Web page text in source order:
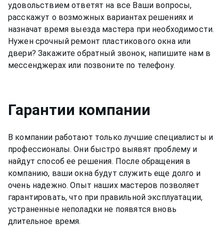
удовольствием ответят на все Ваши вопросы,
расскажут о возможных вариантах решениях и
назначат время выезда мастера при необходимости.
Нужен срочный ремонт пластикового окна или
двери? Закажите обратный звонок, напишите нам в
мессенджерах или позвоните по телефону.
Гарантии компании
В компании работают только лучшие специалисты и
профессионалы. Они быстро выявят проблему и
найдут способ ее решения. После обращения в
компанию, ваши окна будут служить еще долго и
очень надежно. Опыт наших мастеров позволяет
гарантировать, что при правильной эксплуатации,
устраненные неполадки не появятся вновь
длительное время.